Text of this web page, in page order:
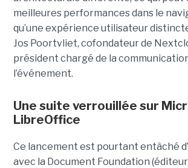
meilleures performances dans le
qu’une expérience utilisateur
Jos Poortvliet, cofondateur de
président chargé de la
l’événement.
Une suite verrouillée sur
LibreOffice
Ce lancement est pourtant entâché
avec la Document Foundation